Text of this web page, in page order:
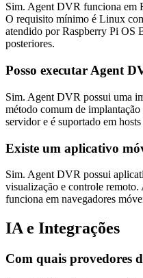
Sim. Agent DVR funciona em
O requisito mínimo é Linux
atendido por Raspberry Pi OS
posteriores.
Posso executar Agent
Sim. Agent DVR possui uma
método comum de
servidor e é suportado em
Existe um aplicativo
Sim. Agent DVR possui
visualização e controle
funciona em navegadores
IA e Integrações
Com quais provedores